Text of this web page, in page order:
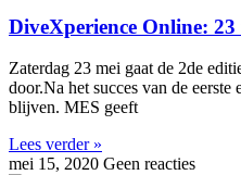
DiveXperience Online: 23
Zaterdag 23 mei gaat de 2de
door.Na het succes van de
blijven. MES geeft
Lees verder »
mei 15, 2020 Geen reacties